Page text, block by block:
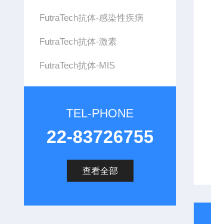
FutraTech抗体-感染性疾病
FutraTech抗体-激素
FutraTech抗体-MIS
TEL-PHONE
22-83726755
查看全部